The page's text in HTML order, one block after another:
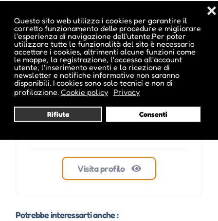
Questo sito web utilizza i cookies per garantire il
corretto funzionamento delle procedure e migliorare
l'esperienza di navigazione dell'utente.Per poter
utilizzare tutte le funzionalità del sito è necessario
accettare i cookies, altrimenti alcune funzioni come
le mappe, la registrazione, l'accesso all'account
utente, l'inserimento eventi e la ricezione di
newsletter e notifiche informative non saranno
disponibili. I cookies sono solo tecnici e non di
profilazione. Cookie policy Privacy
Rifiuta Consenti
❌
ale inside
Visita profilo
Potrebbe interessarti anche :